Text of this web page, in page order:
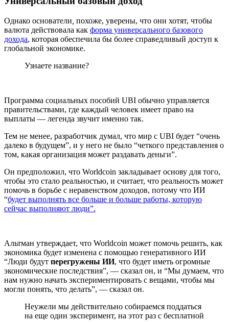
Однако основатели похоже, уверены, что они хотят, чтобы
валюта действовала как форма универсального базового
дохода, которая обеспечила бы более справедливый доступ к
глобальной экономике.
Узнаете название?
Программа социальных пособий UBI обычно управляется
правительствами, где каждый человек имеет право на
выплаты — легенда звучит именно так.
Тем не менее, разработчик думал, что мир с UBI будет “очень
далеко в будущем”, и у него не было “четкого представления о
том, какая организация может раздавать деньги”.
Он предположил, что Worldcoin закладывает основу для того,
чтобы это стало реальностью, и считает, что реальность может
помочь в борьбе с неравенством доходов, потому что ИИ
“будет выполнять все больше и больше работы, которую
сейчас выполняют люди”.
Альтман утверждает, что Worldcoin может помочь решить, как
экономика будет изменена с помощью генеративного ИИ
“Люди будут перегружены ИИ, что будет иметь огромные
экономические последствия”, — сказал он, и “Мы думаем, что
нам нужно начать экспериментировать с вещами, чтобы мы
могли понять, что делать”, — сказал он.
Неужели мы действительно собираемся поддаться
на еще один эксперимент, на этот раз с бесплатной